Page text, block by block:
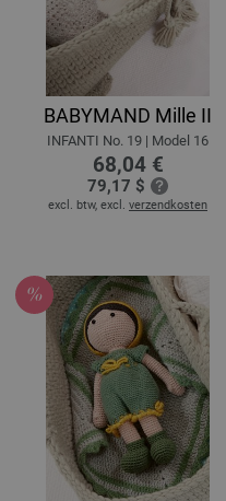
BABYMAND Mille II
INFANTI No. 19 | Model 16
68,04 €
79,17 $
excl. btw, excl. verzendkosten